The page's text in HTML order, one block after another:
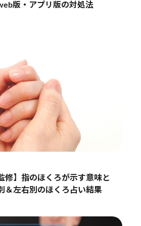
版・アプリ版の対処法
修】指のほくろが示す意味と
＆左右別のほくろ占い結果